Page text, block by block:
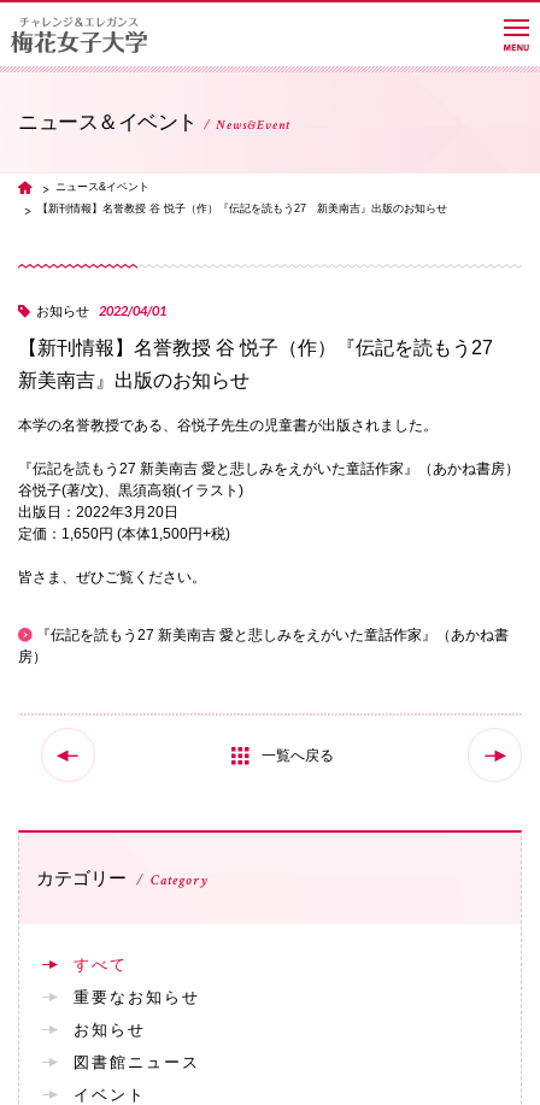
進路・就職
国際交流
産学連携
入試情報
交通アクセス
072-643-6221
入試広報部
ニュース＆イベント News&Event
TOP ニュース&イベント
【新刊情報】名誉教授 谷 悦子（作）『伝記を読もう27 新美南吉』出版のお知らせ
お知らせ 2022/04/01
【新刊情報】名誉教授 谷 悦子（作）『伝記を読もう27
新美南吉』出版のお知らせ
本学の名誉教授である、谷悦子先生の児童書が出版されました。
『伝記を読もう27 新美南吉 愛と悲しみをえがいた童話作家』（あかね書房）
谷悦子(著/文)、黒須高嶺(イラスト)
出版日：2022年3月20日
定価：1,650円 (本体1,500円+税)
皆さま、ぜひご覧ください。
『伝記を読もう27 新美南吉 愛と悲しみをえがいた童話作家』（あかね書
房）
一覧へ戻る
カテゴリー Category
すべて
重要なお知らせ
お知らせ
図書館ニュース
イベント